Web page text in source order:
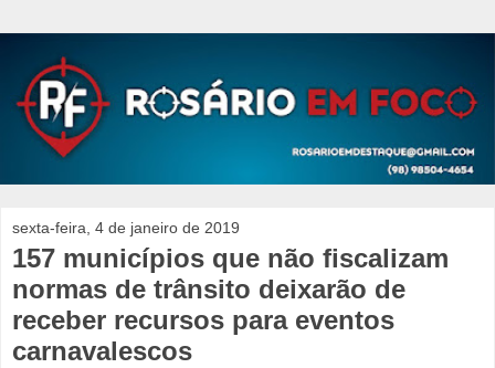
sexta-feira, 4 de janeiro de 2019
157 municípios que não fiscalizam
normas de trânsito deixarão de
receber recursos para eventos
carnavalescos